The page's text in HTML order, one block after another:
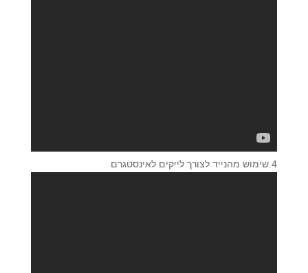
4.שימוש מהנייד לצורך לייקים לאינסטגרם